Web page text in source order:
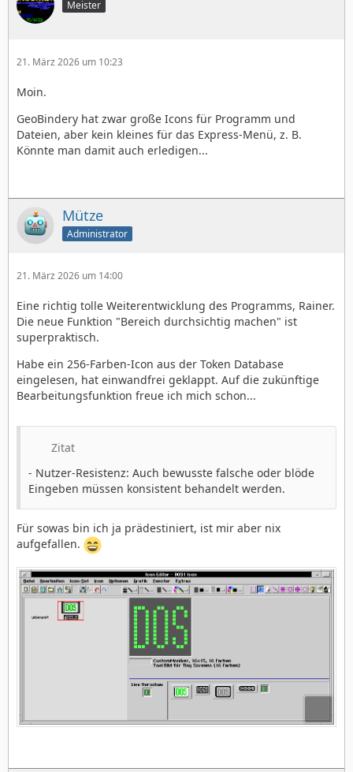
Meister
21. März 2026 um 10:23
Moin.
GeoBindery hat zwar große Icons für Programm und
Dateien, aber kein kleines für das Express-Menü, z. B.
Könnte man damit auch erledigen...
Mütze
Administrator
21. März 2026 um 14:00
Eine richtig tolle Weiterentwicklung des Programms, Rainer.
Die neue Funktion "Bereich durchsichtig machen" ist
superpraktisch.
Habe ein 256-Farben-Icon aus der Token Database
eingelesen, hat einwandfrei geklappt. Auf die zukünftige
Bearbeitungsfunktion freue ich mich schon...
Zitat
- Nutzer-Resistenz: Auch bewusste falsche oder blöde
Eingeben müssen konsistent behandelt werden.
Für sowas bin ich ja prädestiniert, ist mir aber nix
aufgefallen.